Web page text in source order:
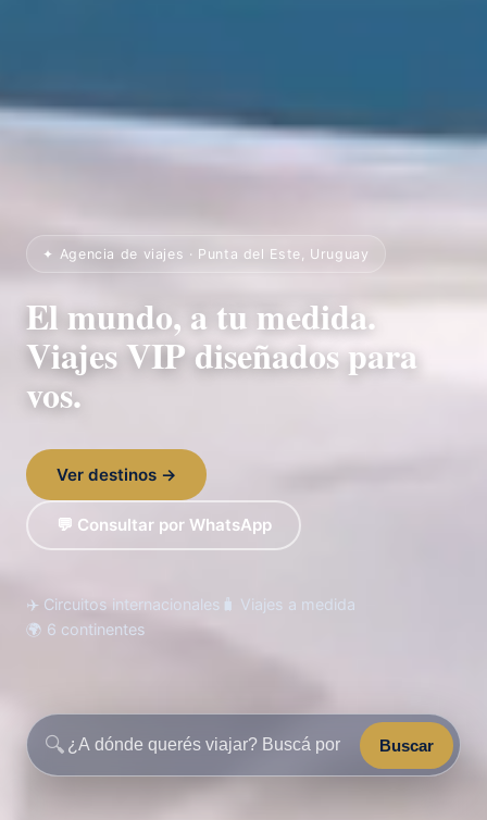
✦ Agencia de viajes · Punta del Este, Uruguay
El mundo, a tu medida.
Viajes VIP diseñados para
vos.
Ver destinos →
💬 Consultar por WhatsApp
✈️ Circuitos internacionales 🧳 Viajes a medida
🌍 6 continentes
🔍 Buscar